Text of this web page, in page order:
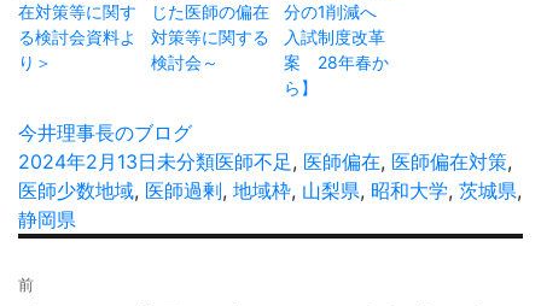
在対策等に関す
る検討会資料よ
り＞
じた医師の偏在
対策等に関する
検討会～
分の1削減へ
入試制度改革
案 28年春か
ら】
投
稿
者
今井理事長のブログ
投
稿
日:
2024年2月13日カ
テ
未分類タ
グ
医師不足, 医師偏在, 医師偏在対策,
医師少数地域, 医師過剰, 地域枠, 山梨県, 昭和大学, 茨城県,
静岡県
稿
前